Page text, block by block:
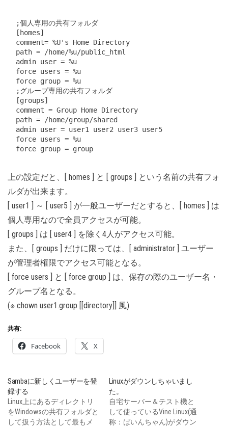
;個人専用の共有フォルダ
[homes]
comment= %U's Home Directory
path = /home/%u/public_html
admin user = %u
force users = %u
force group = %u
;グループ専用の共有フォルダ
[groups]
comment = Group Home Directory
path = /home/group/shared
admin user = user1 user2 user3 user5
force users = %u
force group = group
上の設定だと、[ homes ] と [ groups ] という名前の共有フォ
ルダが出来ます。
[ user1 ] ～ [ user5 ] が一般ユーザーだとすると、[ homes ] は
個人専用なので全員アクセスが可能。
[ groups ] は [ user4 ] を除く4人がアクセス可能。
また、[ groups ] だけに限っては、[ administrator ] ユーザー
が管理者権限でアクセス可能となる。
[ force users ] と [ force group ] は、保存の際のユーザー名・
グループ名となる。
(※ chown user1.group [[directory]] 風)
共有:
Facebook X
Sambaに新しくユーザーを登
録する
Linux上にあるディレクトリ
をWindowsの共有フォルダと
して扱う方法として最もメ
Linuxがダウンしちゃいまし
た。
自宅サーバー＆テスト機と
して使っているVine Linux(通
称：ばいんちゃん)がダウン